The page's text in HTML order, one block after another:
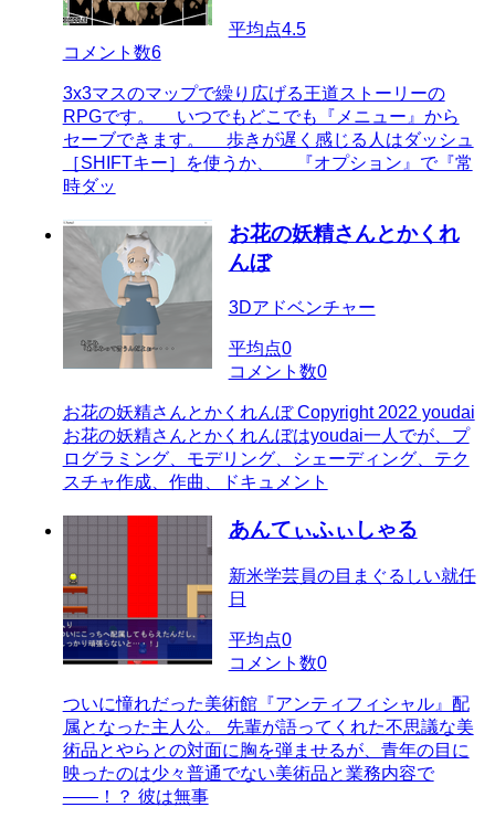
平均点4.5
コメント数6
3x3マスのマップで繰り広げる王道ストーリーの
RPGです。 いつでもどこでも『メニュー』から
セーブできます。 歩きが遅く感じる人はダッシュ
［SHIFTキー］を使うか、 『オプション』で『常
時ダッ
お花の妖精さんとかくれ
んぼ
3Dアドベンチャー
平均点0
コメント数0
お花の妖精さんとかくれんぼ Copyright 2022 youdai
お花の妖精さんとかくれんぼはyoudai一人でが、プ
ログラミング、モデリング、シェーディング、テク
スチャ作成、作曲、ドキュメント
あんてぃふぃしゃる
新米学芸員の目まぐるしい就任
日
平均点0
コメント数0
ついに憧れだった美術館『アンティフィシャル』配
属となった主人公。 先輩が語ってくれた不思議な美
術品とやらとの対面に胸を弾ませるが、青年の目に
映ったのは少々普通でない美術品と業務内容で
――！？ 彼は無事